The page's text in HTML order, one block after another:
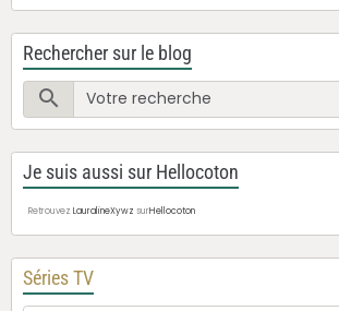
Rechercher sur le blog
Je suis aussi sur Hellocoton
Retrouvez LauralineXywz surHellocoton
Séries TV